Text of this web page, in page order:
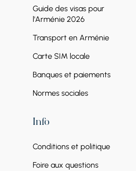
Guide des visas pour
l'Arménie 2026
Transport en Arménie
Carte SIM locale
Banques et paiements
Normes sociales
Info
Conditions et politique
Foire aux questions